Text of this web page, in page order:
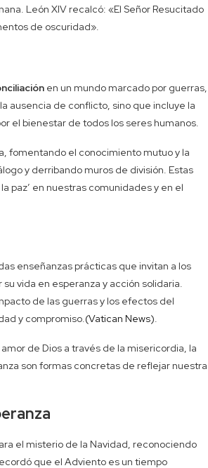
León XIV recalcó: «El Señor Resucitado
de oscuridad».
en un mundo marcado por guerras,
ausencia de conflicto, sino que incluye la
el bienestar de todos los seres humanos.
fomentando el conocimiento mutuo y la
y derribando muros de división. Estas
paz’ en nuestras comunidades y en el
enseñanzas prácticas que invitan a los
vida en esperanza y acción solidaria.
de las guerras y los efectos del
y compromiso.(Vatican News).
de Dios a través de la misericordia, la
son formas concretas de reflejar nuestra
el misterio de la Navidad, reconociendo
que el Adviento es un tiempo